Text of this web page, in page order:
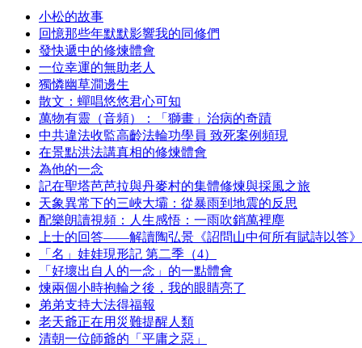
小松的故事
回憶那些年默默影響我的同修們
發快遞中的修煉體會
一位幸運的無助老人
獨憐幽草澗邊生
散文：蟬唱悠悠君心可知
萬物有靈（音頻）：「獅畫」治病的奇蹟
中共違法收監高齡法輪功學員 致死案例頻現
在景點洪法講真相的修煉體會
為他的一念
記在聖塔芭芭拉與丹麥村的集體修煉與採風之旅
天象異常下的三峽大壩：從暴雨到地震的反思
配樂朗讀視頻：人生感悟：一雨吹銷萬裡塵
上士的回答——解讀陶弘景《詔問山中何所有賦詩以答》
「名」娃娃現形記 第二季（4）
「好壞出自人的一念」的一點體會
煉兩個小時抱輪之後，我的眼睛亮了
弟弟支持大法得福報
老天爺正在用災難提醒人類
清朝一位師爺的「平庸之惡」